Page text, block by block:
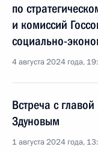
по
и комиссий
социально-
4 августа 2024 года,
Встреча с
Здуновым
1 августа 2024 года,